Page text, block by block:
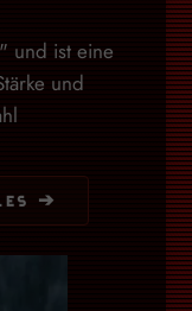
und ist eine
und
➔